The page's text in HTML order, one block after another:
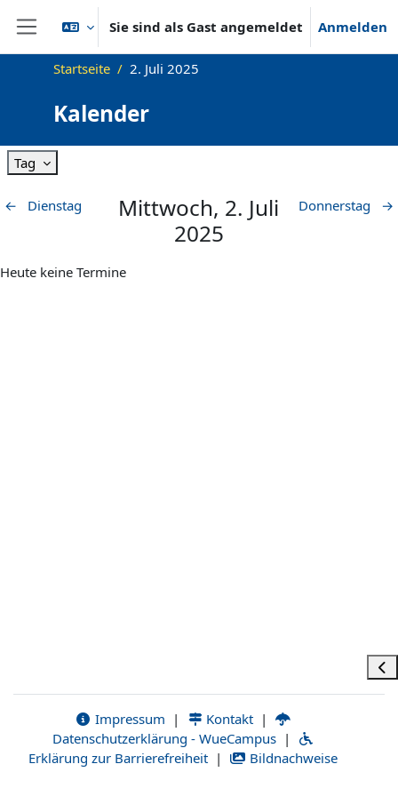
Zum Hauptinhalt
Website-Übersicht
Sie sind als Gast angemeldet Anmelden
Startseite 2. Juli 2025
Kalender
Tag
← Dienstag
Mittwoch, 2. Juli
2025
Donnerstag →
Heute keine Termine
Impressum | Kontakt |
Datenschutzerklärung - WueCampus |
Erklärung zur Barrierefreiheit | Bildnachweise